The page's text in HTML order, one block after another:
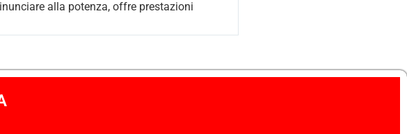
alla potenza, offre prestazioni